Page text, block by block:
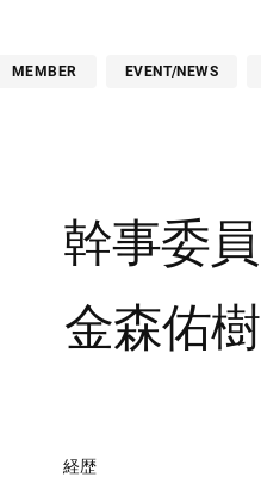
MEMBER EVENT/NEWS
幹事委員
金森佑樹
経歴